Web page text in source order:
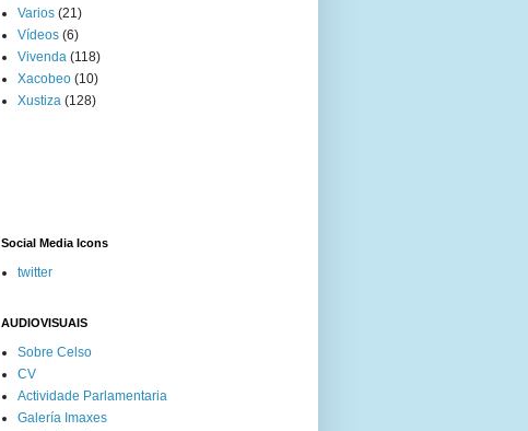
Varios (21)
Vídeos (6)
Vivenda (118)
Xacobeo (10)
Xustiza (128)
Social Media Icons
twitter
AUDIOVISUAIS
Sobre Celso
CV
Actividade Parlamentaria
Galería Imaxes